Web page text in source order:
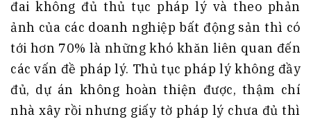
đai không đủ thủ tục pháp lý và theo phản
ảnh của các doanh nghiệp bất động sản thì có
tới hơn 70% là những khó khăn liên quan đến
các vấn đề pháp lý. Thủ tục pháp lý không đầy
đủ, dự án không hoàn thiện được, thậm chí
nhà xây rồi nhưng giấy tờ pháp lý chưa đủ thì